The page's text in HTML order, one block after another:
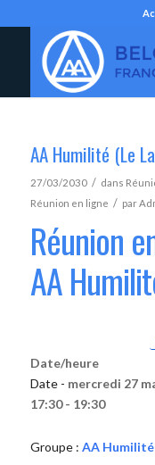
AA Humilité (Le
27/03/2030 / dans
Réunion en ligne / par
Réunion
AA
Date/heure
Date - mercredi 27
17:30 - 19:30
Groupe : AA Humilité